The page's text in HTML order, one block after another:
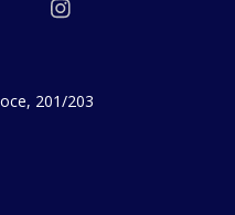
201/203